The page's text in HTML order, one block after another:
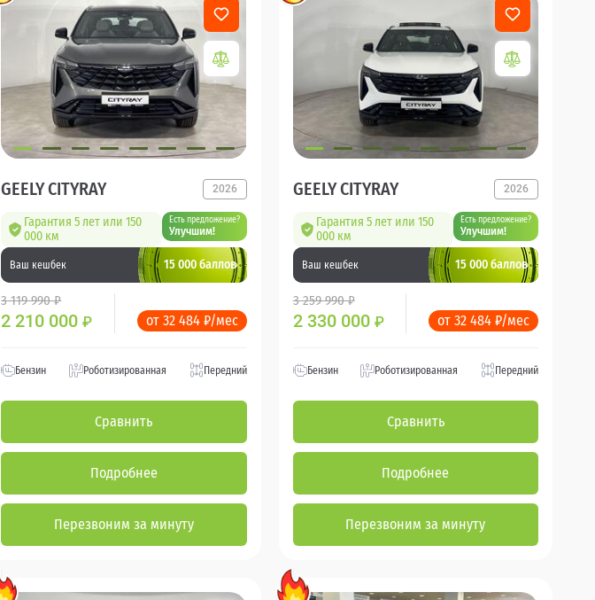
GEELY CITYRAY 2026
Гарантия 5 лет или 150
000 км
Есть предложение?
Улучшим!
Ваш кешбек 15 000 баллов
3 119 990 ₽
2 210 000₽ от 32 484 ₽/мес
Бензин Роботизированная Передний
Сравнить
Подробнее
Перезвоним за минуту
GEELY CITYRAY 2026
Гарантия 5 лет или 150
000 км
Есть предложение?
Улучшим!
Ваш кешбек 15 000 баллов
3 259 990 ₽
2 330 000 ₽ от 32 484 ₽/мес
Бензин Роботизированная Передний
Сравнить
Подробнее
Перезвоним за минуту